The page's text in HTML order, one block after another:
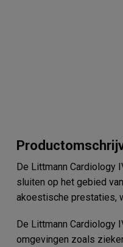
De Littmann Cardiology
sluiten op het gebied
akoestische prestaties,
De Littmann
omgevingen zoals